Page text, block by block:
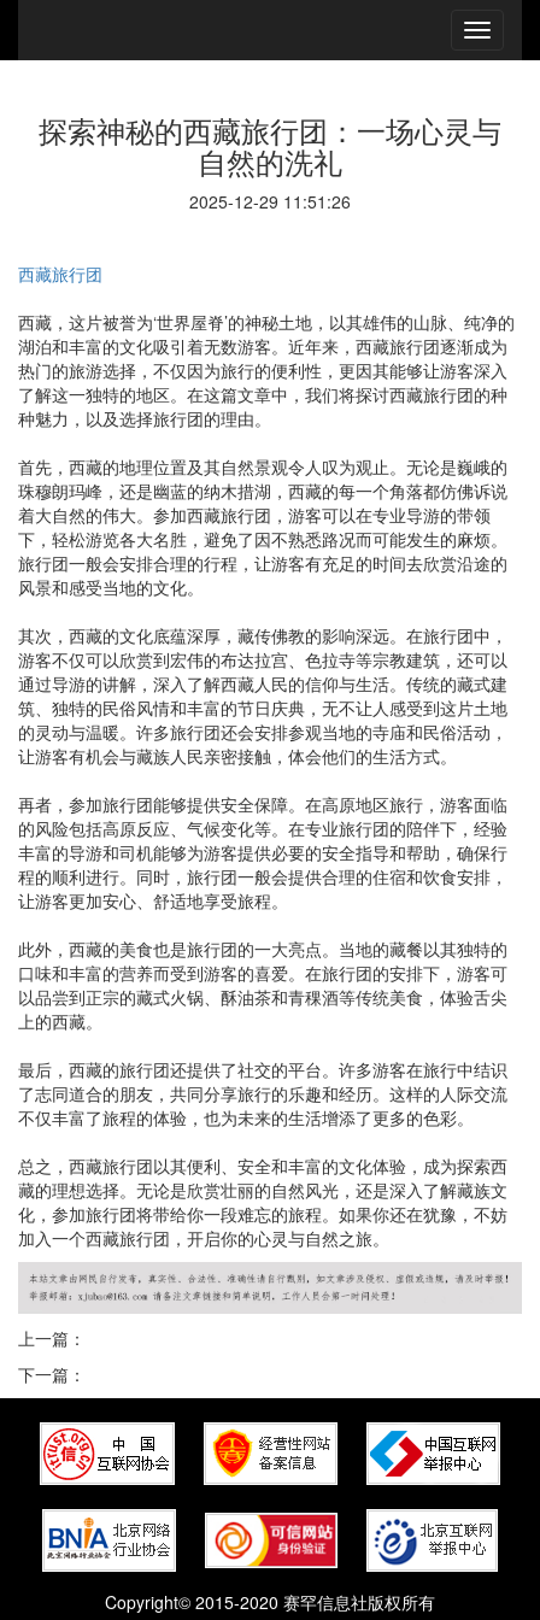
探索神秘的西藏旅行团：一场心灵与
自然的洗礼
2025-12-29 11:51:26
西藏旅行团
西藏，这片被誉为‘世界屋脊’的神秘土地，以其雄伟的山脉、纯净的
湖泊和丰富的文化吸引着无数游客。近年来，西藏旅行团逐渐成为
热门的旅游选择，不仅因为旅行的便利性，更因其能够让游客深入
了解这一独特的地区。在这篇文章中，我们将探讨西藏旅行团的种
种魅力，以及选择旅行团的理由。
首先，西藏的地理位置及其自然景观令人叹为观止。无论是巍峨的
珠穆朗玛峰，还是幽蓝的纳木措湖，西藏的每一个角落都仿佛诉说
着大自然的伟大。参加西藏旅行团，游客可以在专业导游的带领
下，轻松游览各大名胜，避免了因不熟悉路况而可能发生的麻烦。
旅行团一般会安排合理的行程，让游客有充足的时间去欣赏沿途的
风景和感受当地的文化。
其次，西藏的文化底蕴深厚，藏传佛教的影响深远。在旅行团中，
游客不仅可以欣赏到宏伟的布达拉宫、色拉寺等宗教建筑，还可以
通过导游的讲解，深入了解西藏人民的信仰与生活。传统的藏式建
筑、独特的民俗风情和丰富的节日庆典，无不让人感受到这片土地
的灵动与温暖。许多旅行团还会安排参观当地的寺庙和民俗活动，
让游客有机会与藏族人民亲密接触，体会他们的生活方式。
再者，参加旅行团能够提供安全保障。在高原地区旅行，游客面临
的风险包括高原反应、气候变化等。在专业旅行团的陪伴下，经验
丰富的导游和司机能够为游客提供必要的安全指导和帮助，确保行
程的顺利进行。同时，旅行团一般会提供合理的住宿和饮食安排，
让游客更加安心、舒适地享受旅程。
此外，西藏的美食也是旅行团的一大亮点。当地的藏餐以其独特的
口味和丰富的营养而受到游客的喜爱。在旅行团的安排下，游客可
以品尝到正宗的藏式火锅、酥油茶和青稞酒等传统美食，体验舌尖
上的西藏。
最后，西藏的旅行团还提供了社交的平台。许多游客在旅行中结识
了志同道合的朋友，共同分享旅行的乐趣和经历。这样的人际交流
不仅丰富了旅程的体验，也为未来的生活增添了更多的色彩。
总之，西藏旅行团以其便利、安全和丰富的文化体验，成为探索西
藏的理想选择。无论是欣赏壮丽的自然风光，还是深入了解藏族文
化，参加旅行团将带给你一段难忘的旅程。如果你还在犹豫，不妨
加入一个西藏旅行团，开启你的心灵与自然之旅。
上一篇：
下一篇：
Copyright© 2015-2020 赛罕信息社版权所有